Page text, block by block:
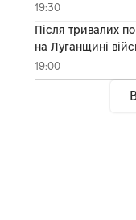
19:30
Після тривалих
на Луганщині
19:00